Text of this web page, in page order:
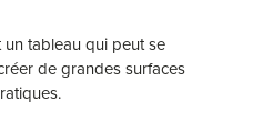
un tableau qui peut se
de grandes surfaces